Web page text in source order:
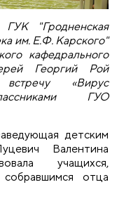
"Гродненская
им. Е.Ф. Карского"
кафедрального
Георгий Рой
«Вирус
ГУО
детским
Валентина
учащихся,
отца